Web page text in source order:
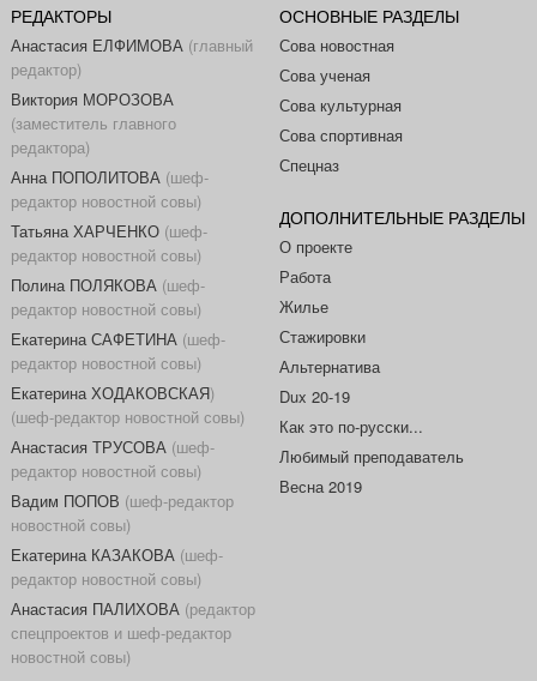
РЕДАКТОРЫ
Анастасия ЕЛФИМОВА(главный
редактор)
Виктория МОРОЗОВА
(заместитель главного
редактора)
Анна ПОПОЛИТОВА(шеф-
редактор новостной совы)
Татьяна ХАРЧЕНКО(шеф-
редактор новостной совы)
Полина ПОЛЯКОВА(шеф-
редактор новостной совы)
Екатерина САФЕТИНА(шеф-
редактор новостной совы)
Екатерина ХОДАКОВСКАЯ)
(шеф-редактор новостной совы)
Анастасия ТРУСОВА(шеф-
редактор новостной совы)
Вадим ПОПОВ (шеф-редактор
новостной совы)
Екатерина КАЗАКОВА(шеф-
редактор новостной совы)
Анастасия ПАЛИХОВА(редактор
спецпроектов и шеф-редактор
новостной совы)
ОСНОВНЫЕ РАЗДЕЛЫ
Сова новостная
Сова ученая
Сова культурная
Сова спортивная
Спецназ
ДОПОЛНИТЕЛЬНЫЕ РАЗДЕЛЫ
О проекте
Работа
Жилье
Стажировки
Альтернатива
Dux 20-19
Как это по-русски...
Любимый преподаватель
Весна 2019